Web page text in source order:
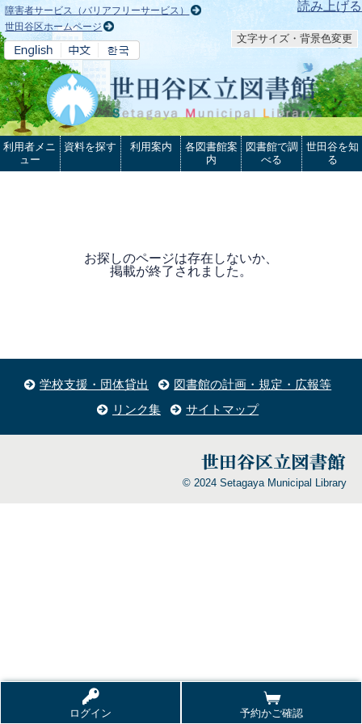
本文へ 読み上げる
障害者サービス（バリアフリーサービス）
世田谷区ホームページ
文字サイズ・背景色変更
ログイン 予約かご確認
利用者メニ
ュー
資料を探す 利用案内
各図書館案
内
図書館で調
べる
世田谷を知
る
お探しのページは存在しないか、
掲載が終了されました。
学校支援・団体貸出
図書館の計画・規定・広報等
リンク集
サイトマップ
© 2024 Setagaya Municipal Library